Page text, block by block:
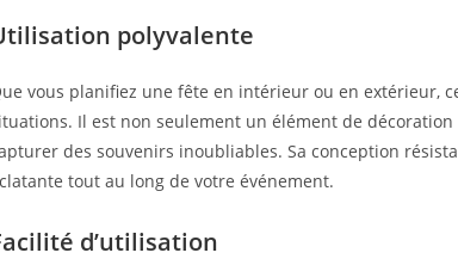
polyvalente
vous planifiez une fête en intérieur ou en extérieur,
Il est non seulement un élément de
des souvenirs inoubliables. Sa conception
tout au long de votre événement.
d’utilisation